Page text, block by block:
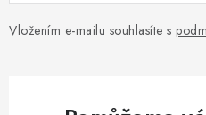
Vložením e-mailu souhlasíte s